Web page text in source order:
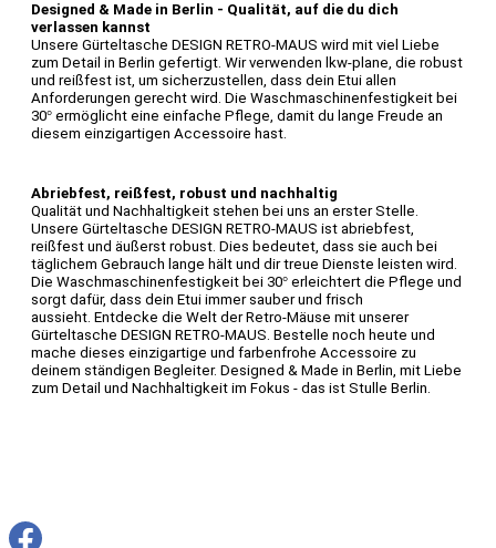
Designed & Made in Berlin - Qualität, auf die du dich
verlassen kannst
Unsere Gürteltasche DESIGN RETRO-MAUS wird mit viel Liebe
zum Detail in Berlin gefertigt. Wir verwenden lkw-plane, die robust
und reißfest ist, um sicherzustellen, dass dein Etui allen
Anforderungen gerecht wird. Die Waschmaschinenfestigkeit bei
30° ermöglicht eine einfache Pflege, damit du lange Freude an
diesem einzigartigen Accessoire hast.
Abriebfest, reißfest, robust und nachhaltig
Qualität und Nachhaltigkeit stehen bei uns an erster Stelle.
Unsere Gürteltasche DESIGN RETRO-MAUS ist abriebfest,
reißfest und äußerst robust. Dies bedeutet, dass sie auch bei
täglichem Gebrauch lange hält und dir treue Dienste leisten wird.
Die Waschmaschinenfestigkeit bei 30° erleichtert die Pflege und
sorgt dafür, dass dein Etui immer sauber und frisch
aussieht. Entdecke die Welt der Retro-Mäuse mit unserer
Gürteltasche DESIGN RETRO-MAUS. Bestelle noch heute und
mache dieses einzigartige und farbenfrohe Accessoire zu
deinem ständigen Begleiter. Designed & Made in Berlin, mit Liebe
zum Detail und Nachhaltigkeit im Fokus - das ist Stulle Berlin.